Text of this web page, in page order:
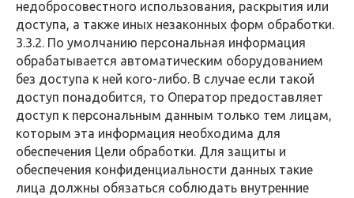
недобросовестного использования, раскрытия или
доступа, а также иных незаконных форм обработки.
3.3.2. По умолчанию персональная информация
обрабатывается автоматическим оборудованием
без доступа к ней кого-либо. В случае если такой
доступ понадобится, то Оператор предоставляет
доступ к персональным данным только тем лицам,
которым эта информация необходима для
обеспечения Цели обработки. Для защиты и
обеспечения конфиденциальности данных такие
лица должны обязаться соблюдать внутренние